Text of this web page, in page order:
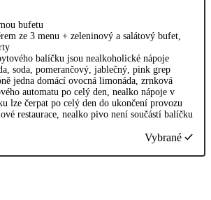
bufetu
ze 3 menu + zeleninový a salátový bufet,
balíčku jsou nealkoholické nápoje
soda, pomerančový, jablečný, pink grep
jedna domácí ovocná limonáda, zrnková
automatu po celý den, nealko nápoje v
lze čerpat po celý den do ukončení provozu
restaurace, nealko pivo není součástí balíčku
Vybrané